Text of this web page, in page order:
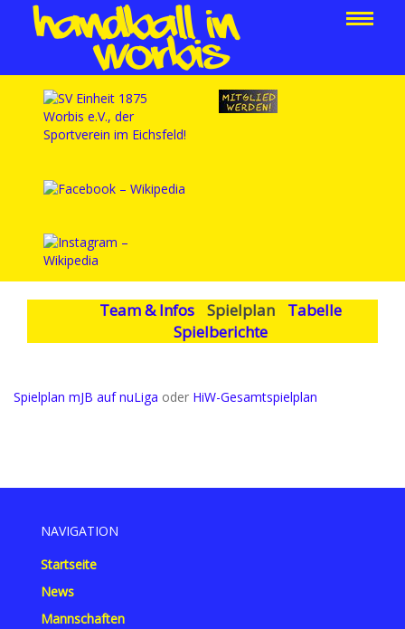
Team & Infos Spielplan
Tabelle
Spielberichte
Spielplan mJB auf nuLiga oder HiW-Gesamtspielplan
NAVIGATION
Startseite
News
Mannschaften